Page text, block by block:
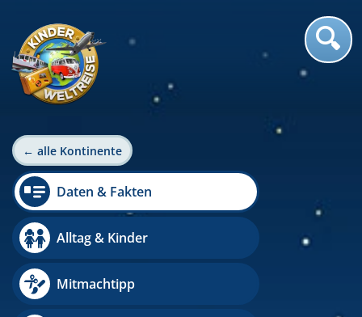
← alle Kontinente
Daten & Fakten
Alltag & Kinder
Mitmachtipp